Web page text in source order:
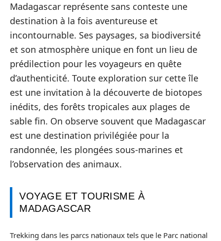
Madagascar représente sans conteste une
destination à la fois aventureuse et
incontournable. Ses paysages, sa biodiversité
et son atmosphère unique en font un lieu de
prédilection pour les voyageurs en quête
d’authenticité. Toute exploration sur cette île
est une invitation à la découverte de biotopes
inédits, des forêts tropicales aux plages de
sable fin. On observe souvent que Madagascar
est une destination privilégiée pour la
randonnée, les plongées sous-marines et
l’observation des animaux.
VOYAGE ET TOURISME À
MADAGASCAR
Trekking dans les parcs nationaux tels que le Parc national